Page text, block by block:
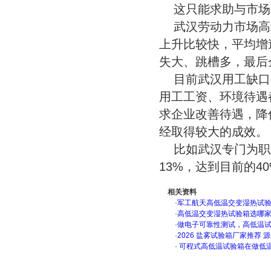
这只能求助与市
武汉劳动力市场
上升比较快，平均
失大、跳槽多，最
目前武汉用工缺
用工工资、环境待
求企业改善待遇，
经取得较大的成效。
比如武汉专门为
13%，达到目前的
相关资料
·军工航天高低温交变湿热试
·高低温交变湿热试验箱选哪
·做电子可靠性测试，高低温
·2026 盐雾试验箱厂家推荐
· 可程式高低温试验箱在做低